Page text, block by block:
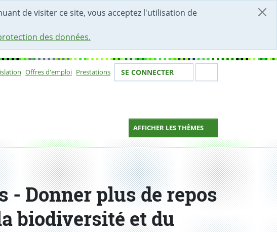
de visiter ce site, vous acceptez l'utilisation de
des données.
Offres d'emploi Prestations Votre identité
SE CONNECTER
AFFICHER LES THÈMES
Donner plus de repos
biodiversité et du